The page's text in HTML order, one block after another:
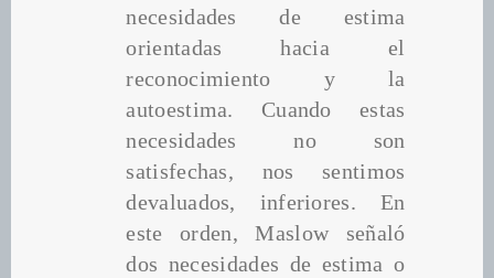
necesidades de estima
orientadas hacia el
reconocimiento y la
autoestima. Cuando estas
necesidades no son
satisfechas, nos sentimos
devaluados, inferiores. En
este orden, Maslow señaló
dos necesidades de estima o